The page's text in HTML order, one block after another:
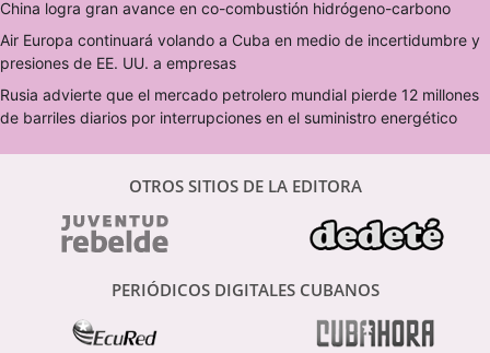
China logra gran avance en co-combustión hidrógeno-carbono
Air Europa continuará volando a Cuba en medio de incertidumbre y
presiones de EE. UU. a empresas
Rusia advierte que el mercado petrolero mundial pierde 12 millones
de barriles diarios por interrupciones en el suministro energético
OTROS SITIOS DE LA EDITORA
PERIÓDICOS DIGITALES CUBANOS